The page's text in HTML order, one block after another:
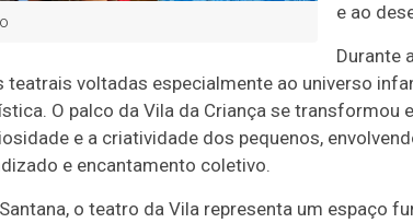
e ao
Durante
teatrais voltadas especialmente ao universo
O palco da Vila da Criança se transformou
e a criatividade dos pequenos,
e encantamento coletivo.
o teatro da Vila representa um espaço